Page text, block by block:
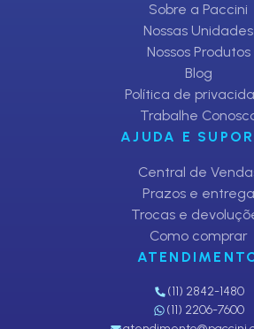
Sobre a Paccini
Nossas Unidades
Nossos Produtos
Blog
Política de
Trabalhe
AJUDA E
Central de
Prazos e entrega
Trocas e
Como comprar
(11) 2842-1480
(11) 2206-7600